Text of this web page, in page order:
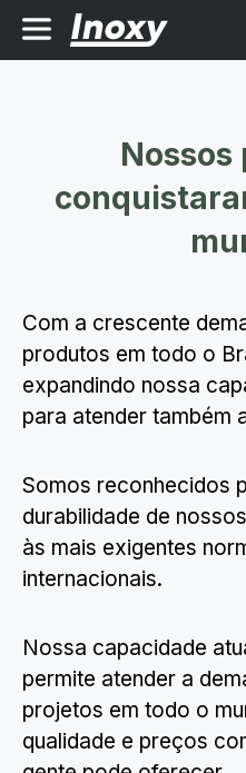
Nossos
Com a crescente
produtos em todo o
expandindo nossa
para atender também
Somos reconhecidos
durabilidade de
às mais exigentes
internacionais.
Nossa capacidade
permite atender a
projetos em todo o
qualidade e preços